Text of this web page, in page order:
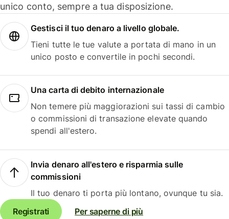
unico conto, sempre a tua disposizione.
Gestisci il tuo denaro a livello globale.
Tieni tutte le tue valute a portata di mano in un
unico posto e convertile in pochi secondi.
Una carta di debito internazionale
Non temere più maggiorazioni sui tassi di cambio
o commissioni di transazione elevate quando
spendi all'estero.
Invia denaro all'estero e risparmia sulle
commissioni
Il tuo denaro ti porta più lontano, ovunque tu sia.
Registrati
Per saperne di più